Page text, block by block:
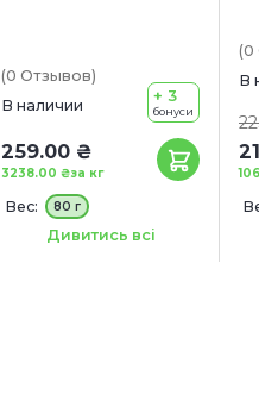
(0 Отзывов)
В наличии
259.00 ₴
за кг
3238.00 ₴
+ 3
бонуси
Вес: 80 г
Размер: 12 см
Дивитись всі
(0
В